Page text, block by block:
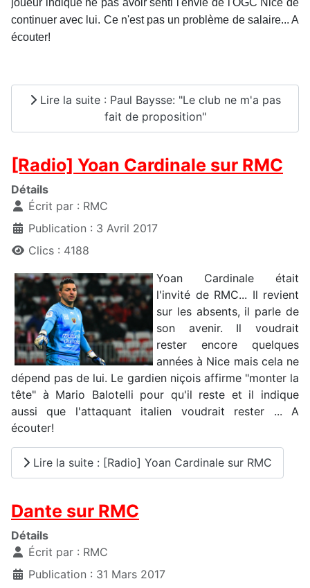
continuer avec lui. Ce n'est pas un problème de salaire... A
écouter!
Lire la suite : Paul Baysse: "Le club ne m'a pas
fait de proposition"
[Radio] Yoan Cardinale sur RMC
Détails
Écrit par : RMC
Publication : 3 Avril 2017
Clics : 4188
Yoan Cardinale était
l'invité de RMC... Il revient
sur les absents, il parle de
son avenir. Il voudrait
rester encore quelques
années à Nice mais cela ne
dépend pas de lui. Le gardien niçois affirme "monter la
tête" à Mario Balotelli pour qu'il reste et il indique
aussi que l'attaquant italien voudrait rester ... A
écouter!
Lire la suite : [Radio] Yoan Cardinale sur RMC
Dante sur RMC
Détails
Écrit par : RMC
Publication : 31 Mars 2017